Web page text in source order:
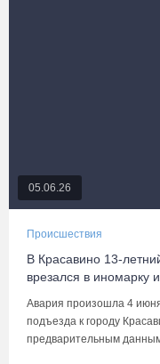
05.06.26
Происшествия
В Красавино 13-
врезался в иномарку
Авария произошла 4
подъезда к городу
предварительным